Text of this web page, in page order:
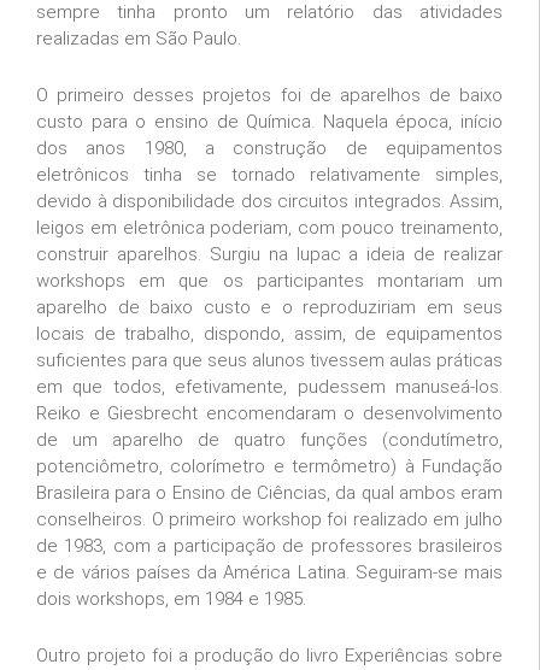
sempre tinha pronto um relatório das atividades
realizadas em São Paulo.
O primeiro desses projetos foi de aparelhos de baixo
custo para o ensino de Química. Naquela época, início
dos anos 1980, a construção de equipamentos
eletrônicos tinha se tornado relativamente simples,
devido à disponibilidade dos circuitos integrados. Assim,
leigos em eletrônica poderiam, com pouco treinamento,
construir aparelhos. Surgiu na Iupac a ideia de realizar
workshops em que os participantes montariam um
aparelho de baixo custo e o reproduziriam em seus
locais de trabalho, dispondo, assim, de equipamentos
suficientes para que seus alunos tivessem aulas práticas
em que todos, efetivamente, pudessem manuseá-los.
Reiko e Giesbrecht encomendaram o desenvolvimento
de um aparelho de quatro funções (condutímetro,
potenciômetro, colorímetro e termômetro) à Fundação
Brasileira para o Ensino de Ciências, da qual ambos eram
conselheiros. O primeiro workshop foi realizado em julho
de 1983, com a participação de professores brasileiros
e de vários países da América Latina. Seguiram-se mais
dois workshops, em 1984 e 1985.
Outro projeto foi a produção do livro Experiências sobre